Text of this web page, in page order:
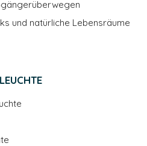
und natürliche Lebensräume